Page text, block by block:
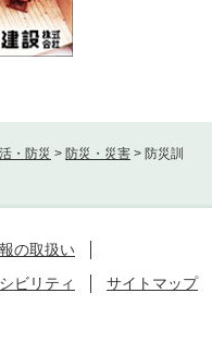
・防災 > 防災・災害 > 防災訓
の取扱い
ビリティ サイトマップ